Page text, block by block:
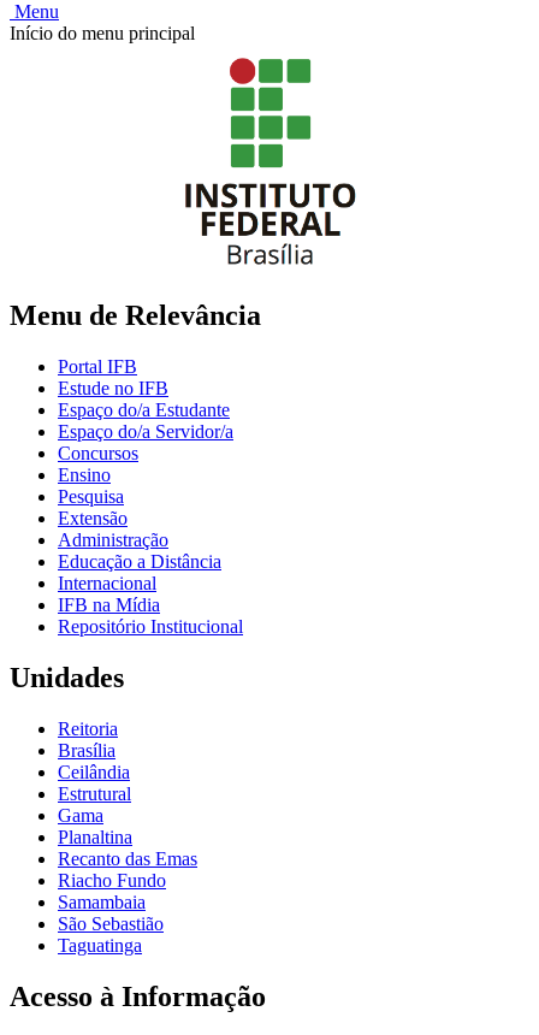
Menu
Início do menu principal
Menu de Relevância
Portal IFB
Estude no IFB
Espaço do/a Estudante
Espaço do/a Servidor/a
Concursos
Ensino
Pesquisa
Extensão
Administração
Educação a Distância
Internacional
IFB na Mídia
Repositório Institucional
Unidades
Reitoria
Brasília
Ceilândia
Estrutural
Gama
Planaltina
Recanto das Emas
Riacho Fundo
Samambaia
São Sebastião
Taguatinga
Acesso à Informação